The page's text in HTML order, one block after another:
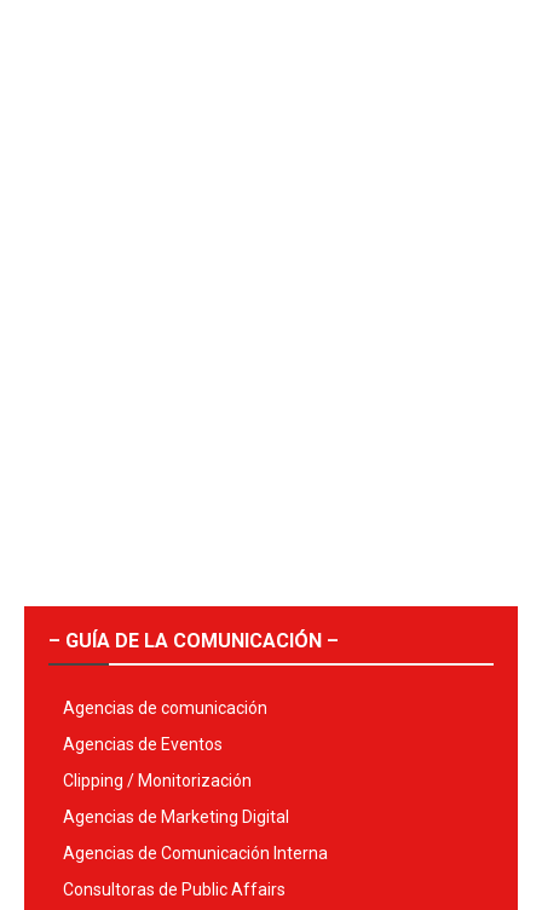
– GUÍA DE LA COMUNICACIÓN –
Agencias de comunicación
Agencias de Eventos
Clipping / Monitorización
Agencias de Marketing Digital
Agencias de Comunicación Interna
Consultoras de Public Affairs